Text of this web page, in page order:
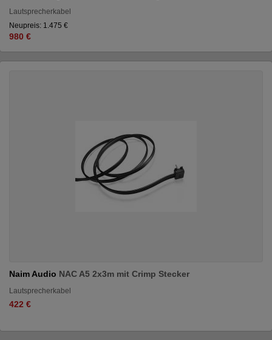
Lautsprecherkabel
Neupreis: 1.475 €
980 €
Naim Audio NAC A5 2x3m mit Crimp Stecker
Lautsprecherkabel
422 €